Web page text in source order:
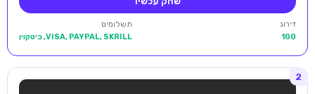
דירוג
100
תשלומים
VISA, PAYPAL, SKRILL, ביטקוין
2